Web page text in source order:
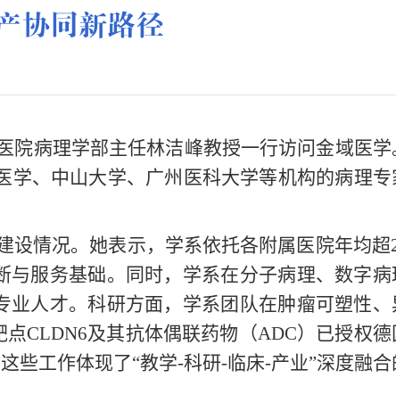
协同新路径
院病理学部主任林洁峰教授一行访问金域医学
学、中山大学、广州医科大学等机构的病理专
设情况。她表示，学系依托各附属医院年均超
服务基础。同时，学系在分子病理、数字病
人才。科研方面，学系团队在肿瘤可塑性、
CLDN6及其抗体偶联药物（ADC）已授权德
些工作体现了“教学-科研-临床-产业”深度融合